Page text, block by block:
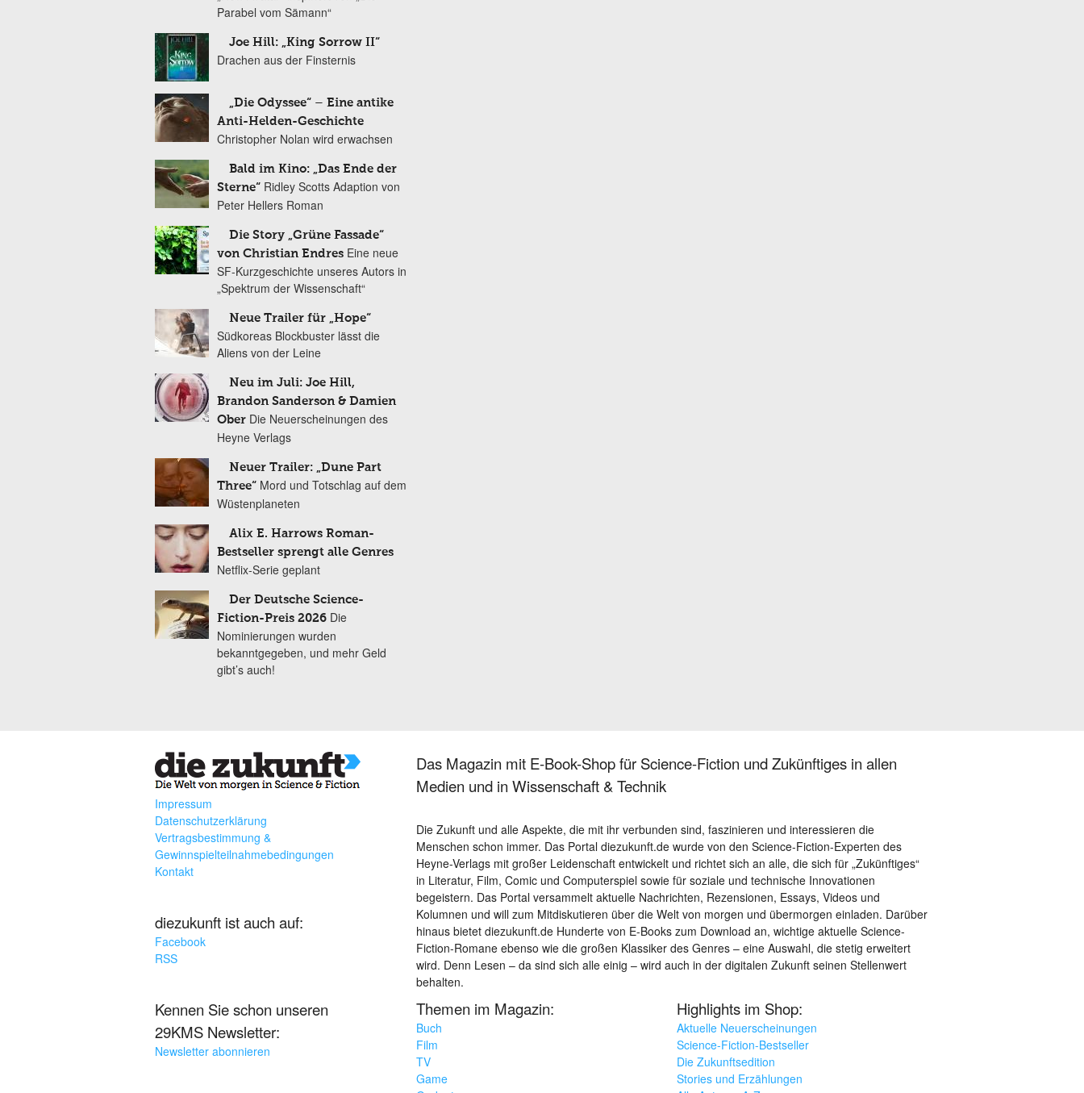
Parabel vom Sämann“
Joe Hill: „King Sorrow II“
Drachen aus der Finsternis
„Die Odyssee“ – Eine antike
Anti-Helden-Geschichte
Christopher Nolan wird erwachsen
Bald im Kino: „Das Ende der
Sterne“ Ridley Scotts Adaption von
Peter Hellers Roman
Die Story „Grüne Fassade“
von Christian Endres Eine neue
SF-Kurzgeschichte unseres Autors in
„Spektrum der Wissenschaft“
Neue Trailer für „Hope“
Südkoreas Blockbuster lässt die
Aliens von der Leine
Neu im Juli: Joe Hill,
Brandon Sanderson & Damien
Ober Die Neuerscheinungen des
Heyne Verlags
Neuer Trailer: „Dune Part
Three“ Mord und Totschlag auf dem
Wüstenplaneten
Alix E. Harrows Roman-
Bestseller sprengt alle Genres
Netflix-Serie geplant
Der Deutsche Science-
Fiction-Preis 2026 Die
Nominierungen wurden
bekanntgegeben, und mehr Geld
gibt’s auch!
Impressum
Datenschutzerklärung
Vertragsbestimmung &
Gewinnspielteilnahmebedingungen
Kontakt
diezukunft ist auch auf:
Facebook
RSS
Kennen Sie schon unseren
29KMS Newsletter:
Newsletter abonnieren
Das Magazin mit E-Book-Shop für Science-Fiction und Zukünftiges in allen
Medien und in Wissenschaft & Technik
Die Zukunft und alle Aspekte, die mit ihr verbunden sind, faszinieren und interessieren die
Menschen schon immer. Das Portal diezukunft.de wurde von den Science-Fiction-Experten des
Heyne-Verlags mit großer Leidenschaft entwickelt und richtet sich an alle, die sich für „Zukünftiges“
in Literatur, Film, Comic und Computerspiel sowie für soziale und technische Innovationen
begeistern. Das Portal versammelt aktuelle Nachrichten, Rezensionen, Essays, Videos und
Kolumnen und will zum Mitdiskutieren über die Welt von morgen und übermorgen einladen. Darüber
hinaus bietet diezukunft.de Hunderte von E-Books zum Download an, wichtige aktuelle Science-
Fiction-Romane ebenso wie die großen Klassiker des Genres – eine Auswahl, die stetig erweitert
wird. Denn Lesen – da sind sich alle einig – wird auch in der digitalen Zukunft seinen Stellenwert
behalten.
Themen im Magazin:
Buch
Film
TV
Game
Highlights im Shop:
Aktuelle Neuerscheinungen
Science-Fiction-Bestseller
Die Zukunftsedition
Stories und Erzählungen